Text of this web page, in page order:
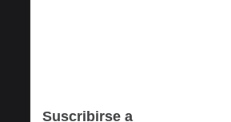
Suscribirse a